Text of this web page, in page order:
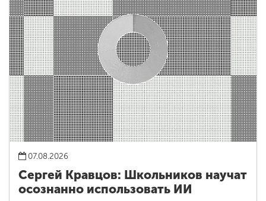
07.08.2026
Сергей Кравцов: Школьников научат
осознанно использовать ИИ